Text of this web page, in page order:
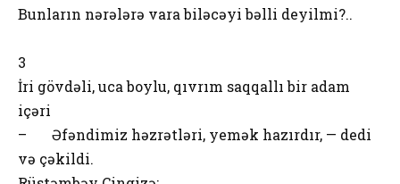
Bunların nərələrə vara biləcəyi bəlli deyilmi?..
3
İri gövdəli, uca boylu, qıvrım saqqallı bir adam
içəri
– Əfəndimiz həzrətləri, yemək hazırdır, — dedi
və çəkildi.